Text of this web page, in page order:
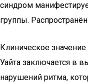
синдром
группы.
Клиническое
Уайта заключается в
нарушений ритма,